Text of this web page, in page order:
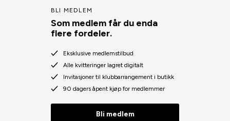
BLI MEDLEM
Som medlem får du enda
flere fordeler.
Eksklusive medlemstilbud
Alle kvitteringer lagret digitalt
Invitasjoner til klubbarrangement i butikk
90 dagers åpent kjøp for medlemmer
Bli medlem